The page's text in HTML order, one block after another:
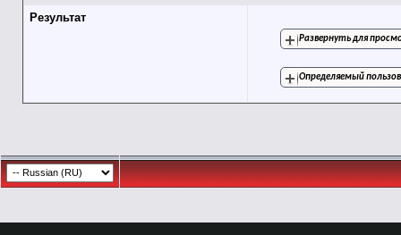
Результат
Развернуть для
Определяемый